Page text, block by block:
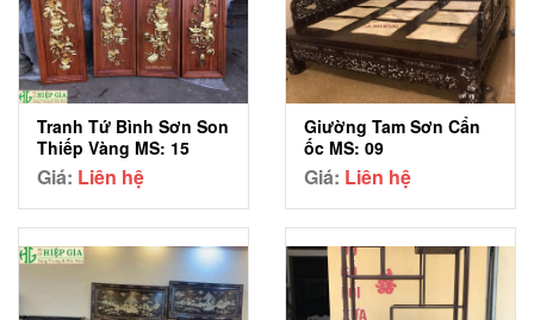
Tranh Tứ Bình Sơn Son
Thiếp Vàng MS: 15
Giá: Liên hệ
Giường Tam Sơn Cẩn
ốc MS: 09
Giá: Liên hệ